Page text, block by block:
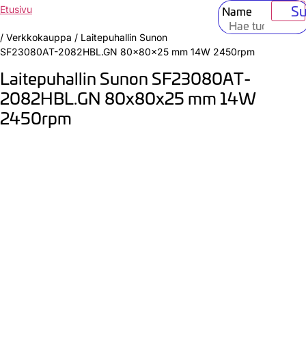
Name
Etusivu
/ Verkkokauppa / Laitepuhallin Sunon
SF23080AT-2082HBL.GN 80x80x25 mm 14W 2450rpm
Laitepuhallin Sunon SF23080AT-
2082HBL.GN 80x80x25 mm 14W
2450rpm